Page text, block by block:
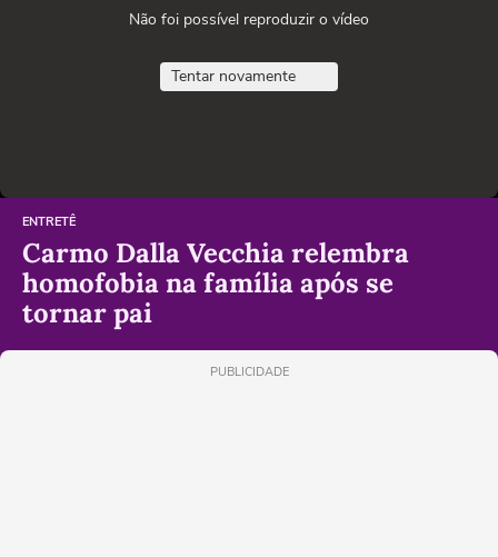
Não foi possível reproduzir o vídeo
Tentar novamente
ENTRETÊ
Carmo Dalla Vecchia relembra
homofobia na família após se
tornar pai
PUBLICIDADE